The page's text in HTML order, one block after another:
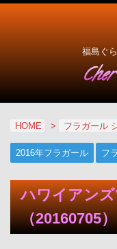
福島ぐ
HOME > フラガール
2016年フラガール フ
ハワイアン
（20160705）